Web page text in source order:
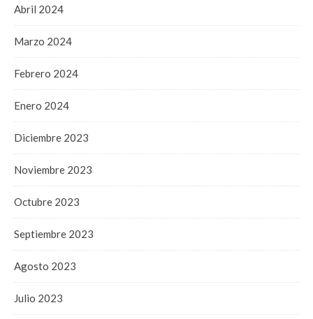
Abril 2024
Marzo 2024
Febrero 2024
Enero 2024
Diciembre 2023
Noviembre 2023
Octubre 2023
Septiembre 2023
Agosto 2023
Julio 2023